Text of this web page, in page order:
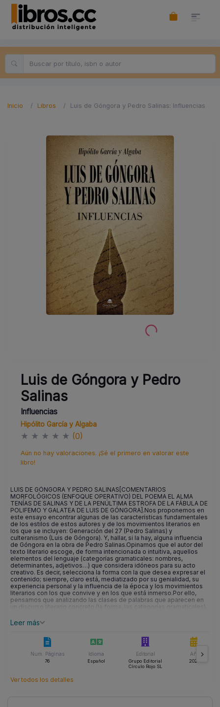
Inicio Libros Luis de Góngora y Pedro Salinas: Influencias
Luis de Góngora y Pedro
Salinas
Influencias
Hipólito García y Algaba
★ ★ ★ ★ ★ (0)
Aún no hay valoraciones. ¡Sé el primero en valorar este
libro!
LUIS DE GÓNGORA Y PEDRO SALINAS[COMENTARIOS
MORFOLÓGICOS (ENFOQUE OPERATIVO) DEL POEMA EL ALMA
TENÍAS DE SALINAS Y DE LA PENÚLTIMA ESTROFA DE LA FÁBULA DE
POLIFEMO Y GALATEA DE LUIS DE GÓNGORA].Nos proponemos en
este ensayo encontrar algunas de las características fundamentales
de los estilos de estos autores y de los movimientos literarios en
los que se incluyen: Generación del 27 (Pedro Salinas) y
culteranismo (Luis de Góngora). Y, hallar, si la hay, alguna influencia
de Góngora en la obra de Pedro Salinas.Opinamos que el autor del
texto literario escoge, de forma intencionada o intuitiva, aquellos
elementos del lenguaje (categorías gramaticales: nombres,
determinantes, adjetivos…) que considera idóneos para su acto
creativo. Es decir, selecciona la forma con la que desea expresar el
contenido; siempre, claro está, mediatizado por su genialidad, su
experiencia personal y la influencia de la época y los movimientos
literarios con los que convive y en los que está inmerso.Por ello,
pensamos que analizando las clases de palabras que aparecen en
un discurso literario concreto (la forma, las categorías gramaticales),
significativos en su utilización que nos permitirán descubrir la
intención del autor y la correcta interpretación de su obra.
Leer más
Num. Páginas
76
Idioma
Español
Editorial
Grupo Editorial
Círculo Rojo SL
Año
2023
Ver todos los detalles